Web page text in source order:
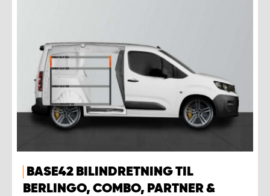
BASE42 BILINDRETNING TIL
BERLINGO, COMBO, PARTNER &